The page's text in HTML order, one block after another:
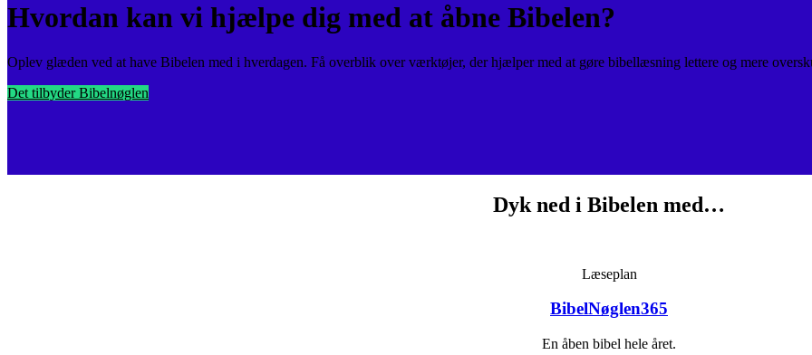
Hvordan kan vi hjælpe dig med at åbne Bibelen?
Oplev glæden ved at have Bibelen med i hverdagen. Få overblik over værktøjer, der hjælper med at gøre bibellæsning lettere og mere
Det tilbyder Bibelnøglen
Dyk ned i Bibelen med…
Læseplan
BibelNøglen365
En åben bibel hele året.